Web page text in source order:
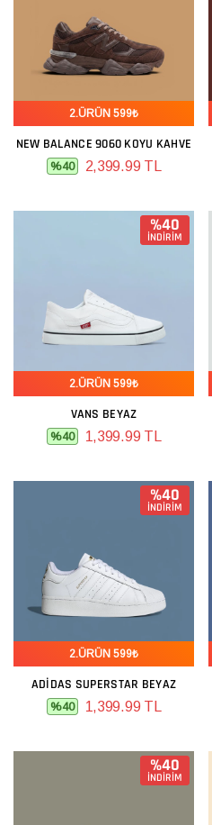
2.ÜRÜN 599₺
NEW BALANCE 9060 KOYU KAHVE
%40 2,399.99 TL
%40
İNDİRİM
2.ÜRÜN 599₺
VANS BEYAZ
%40 1,399.99 TL
%40
İNDİRİM
2.ÜRÜN 599₺
ADIDAS SUPERSTAR BEYAZ
%40 1,399.99 TL
%40
İNDİRİM